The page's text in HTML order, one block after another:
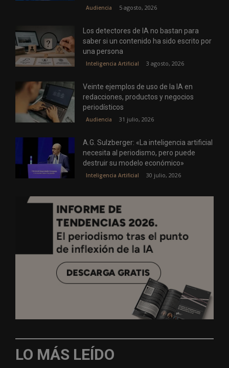
Audiencia 5 agosto, 2026
Los detectores de IA no bastan para
saber si un contenido ha sido escrito por
una persona
Inteligencia Artificial 3 agosto, 2026
Veinte ejemplos de uso de la IA en
redacciones, productos y negocios
periodísticos
Audiencia 31 julio, 2026
A.G. Sulzberger: «La inteligencia artificial
necesita al periodismo, pero puede
destruir su modelo económico»
Inteligencia Artificial 30 julio, 2026
LO MÁS LEÍDO